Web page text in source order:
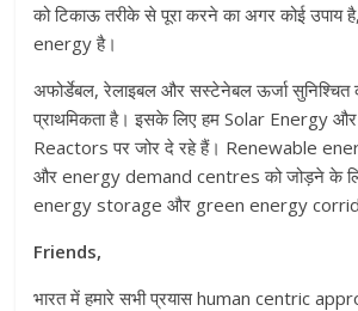
को टिकाऊ तरीके से पूरा करने का अगर कोई उपाय
energy है।
अफोर्डेबल, रेलाइबल और सस्टेनेबल ऊर्जा सुनिश्चित
प्राथमिकता है। इसके लिए हम Solar Energy
Reactors पर जोर दे रहे हैं। Renewable
और energy demand centres को जोड़ने के
energy storage और green energy
Friends,
भारत में हमारे सभी प्रयास human centric